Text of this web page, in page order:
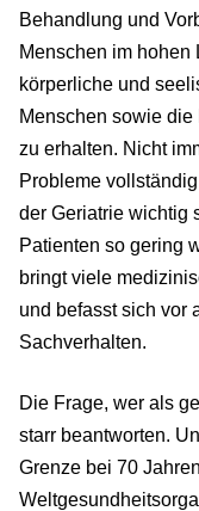
Behandlung und
Menschen im hohen
körperliche und
Menschen sowie
zu erhalten. Nicht
Probleme
der Geriatrie wichtig
Patienten so gering
bringt viele
und befasst sich vor
Sachverhalten.
Die Frage, wer als
starr beantworten.
Grenze bei 70